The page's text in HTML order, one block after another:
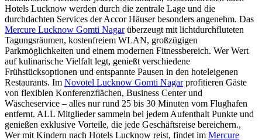
Hotels Lucknow werden durch die zentrale Lage und die
durchdachten Services der Accor Häuser besonders angenehm. Das
Mercure Lucknow Gomti Nagarüberzeugt mit lichtdurchfluteten
Tagungsräumen, kostenfreiem WLAN, großzügigen
Parkmöglichkeiten und einem modernen Fitnessbereich. Wer Wert
auf kulinarische Vielfalt legt, genießt verschiedene
Frühstücksoptionen und entspannte Pausen in den hoteleigenen
Restaurants. Im Novotel Lucknow Gomti Nagarprofitieren Gäste
von flexiblen Konferenzflächen, Business Center und
Wäscheservice – alles nur rund 25 bis 30 Minuten vom Flughafen
entfernt. ALL Mitglieder sammeln bei jedem Aufenthalt Punkte und
genießen exklusive Vorteile, die jede Geschäftsreise bereichern.,
Wer mit Kindern nach Hotels Lucknow reist, findet im Mercure